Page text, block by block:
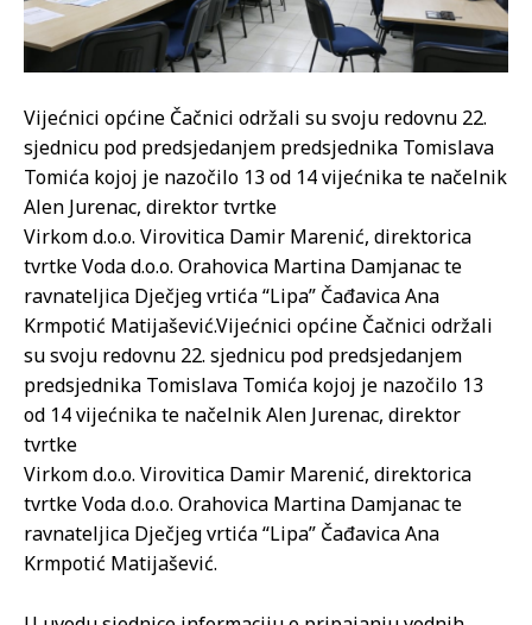
Vijećnici općine Čačnici održali su svoju redovnu 22.
sjednicu pod predsjedanjem predsjednika Tomislava
Tomića kojoj je nazočilo 13 od 14 vijećnika te načelnik
Alen Jurenac, direktor tvrtke
Virkom d.o.o. Virovitica Damir Marenić, direktorica
tvrtke Voda d.o.o. Orahovica Martina Damjanac te
ravnateljica Dječjeg vrtića “Lipa” Čađavica Ana
Krmpotić Matijašević.Vijećnici općine Čačnici održali
su svoju redovnu 22. sjednicu pod predsjedanjem
predsjednika Tomislava Tomića kojoj je nazočilo 13
od 14 vijećnika te načelnik Alen Jurenac, direktor
tvrtke
Virkom d.o.o. Virovitica Damir Marenić, direktorica
tvrtke Voda d.o.o. Orahovica Martina Damjanac te
ravnateljica Dječjeg vrtića “Lipa” Čađavica Ana
Krmpotić Matijašević.